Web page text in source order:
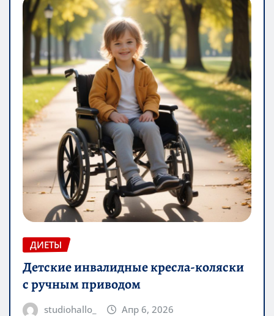
ДИЕТЫ
Детские инвалидные кресла-коляски
с ручным приводом
studiohallo_ Апр 6, 2026